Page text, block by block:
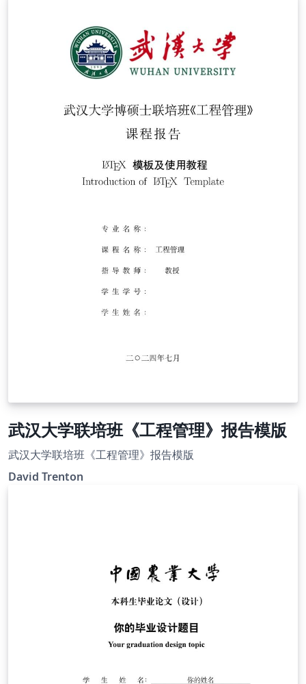
武汉大学联培班《工程管理》报告模版
武汉大学联培班《工程管理》报告模版
David Trenton